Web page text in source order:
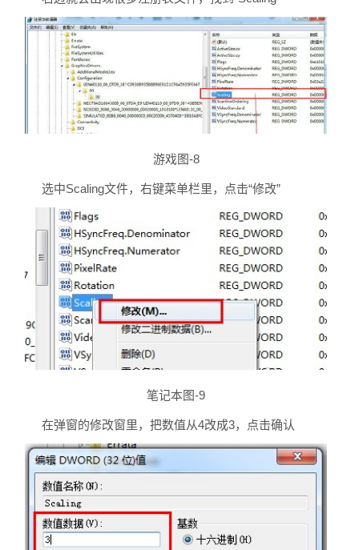
游戏图-8
选中Scaling文件，右键菜单栏里，点击“修改”
笔记本图-9
在弹窗的修改窗里，把数值从4改成3，点击确认